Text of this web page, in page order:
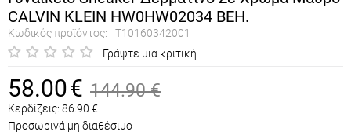
CALVIN KLEIN HW0HW02034 BEH.
Κωδικός προϊόντος:
T10160342001
Γράψτε μια κριτική
58.00€ 144.90 €
Κερδίζεις: 86.90 €
Προσωρινά μη διαθέσιμο